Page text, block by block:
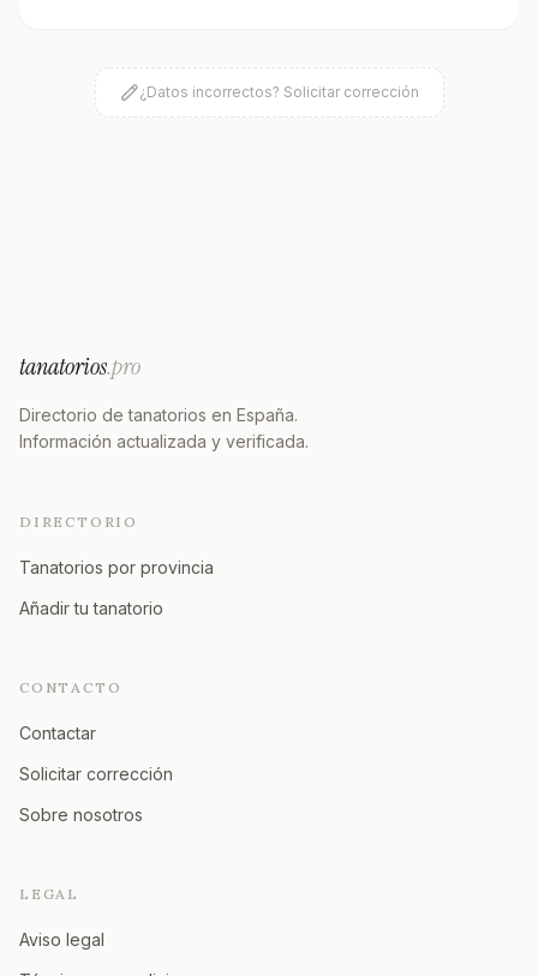
¿Datos incorrectos? Solicitar corrección
tanatorios.pro
Directorio de tanatorios en España.
Información actualizada y verificada.
DIRECTORIO
Tanatorios por provincia
Añadir tu tanatorio
CONTACTO
Contactar
Solicitar corrección
Sobre nosotros
LEGAL
Aviso legal